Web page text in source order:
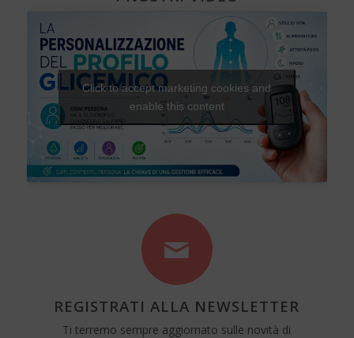
Click to accept marketing cookies and
enable this content
REGISTRATI ALLA NEWSLETTER
Ti terremo sempre aggiornato sulle novità di